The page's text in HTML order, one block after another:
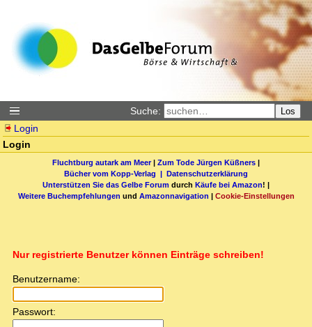
Suche: Los
Login
Login
Fluchtburg autark am Meer| Zum Tode Jürgen Küßners |
Bücher vom Kopp-Verlag | Datenschutzerklärung
Unterstützen Sie das Gelbe Forum durch Käufe bei Amazon! |
Weitere Buchempfehlungen und Amazonnavigation | Cookie-Einstellungen
Nur registrierte Benutzer können Einträge schreiben!
Benutzername:
Passwort: